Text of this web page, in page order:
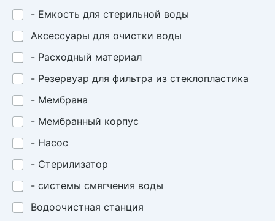
- Емкость для стерильной воды
Аксессуары для очистки воды
- Расходный материал
- Резервуар для фильтра из стеклопластика
- Мембрана
- Мембранный корпус
- Насос
- Стерилизатор
- системы смягчения воды
Водоочистная станция